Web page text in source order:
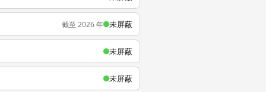
截至 2026 年 未屏蔽
未屏蔽
未屏蔽